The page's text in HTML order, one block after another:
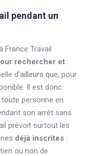
pendant un
France Travail
rechercher et
d’ailleurs que, pour
Il est donc
toute personne en
son arrêt sans
prévoit surtout les
déjà inscrites :
ou non de